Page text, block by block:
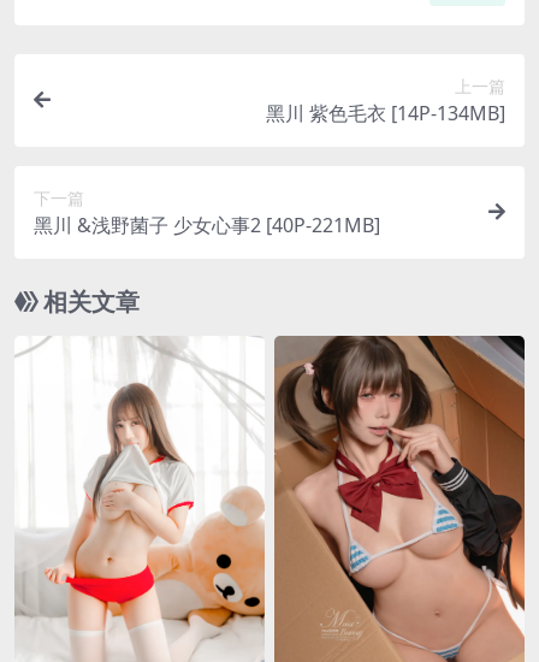
上一篇
黑川 紫色毛衣 [14P-134MB]
下一篇
黑川 &浅野菌子 少女心事2 [40P-221MB]
相关文章